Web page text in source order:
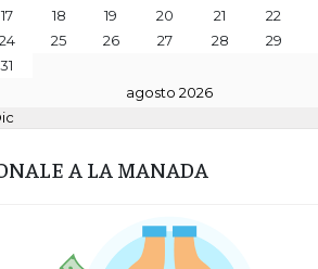
agosto 2026
17
18 19 20 21 22
25 26 27 28 29
31
A LA MANADA